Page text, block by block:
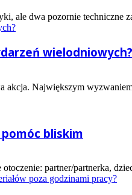
ale dwa pozornie techniczne
wielodniowych?
Największym
bliskim
partner/partnerka,